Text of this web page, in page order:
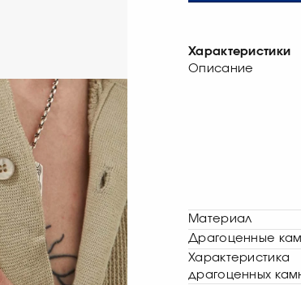
Характеристики
Описание
Материал
Драгоценные
Характеристика
драгоценных